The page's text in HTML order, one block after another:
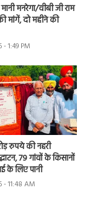
मनरेगा/वीबी जी राम
मांगें, दो महीने की
1:49 PM
रुपये की नहरी
79 गांवों के किसानों
के लिए पानी
11:48 AM